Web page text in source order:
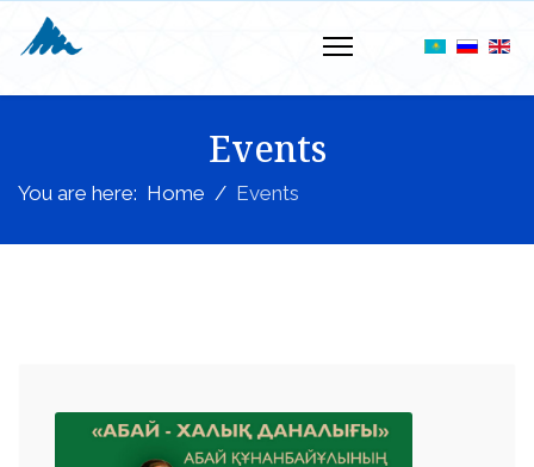
Events
You are here: Home Events